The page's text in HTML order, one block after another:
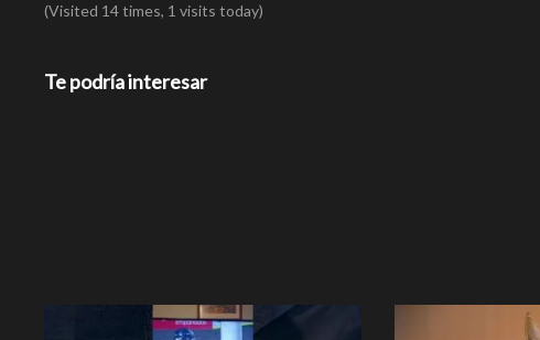
(Visited 14 times, 1 visits today)
Te podría interesar